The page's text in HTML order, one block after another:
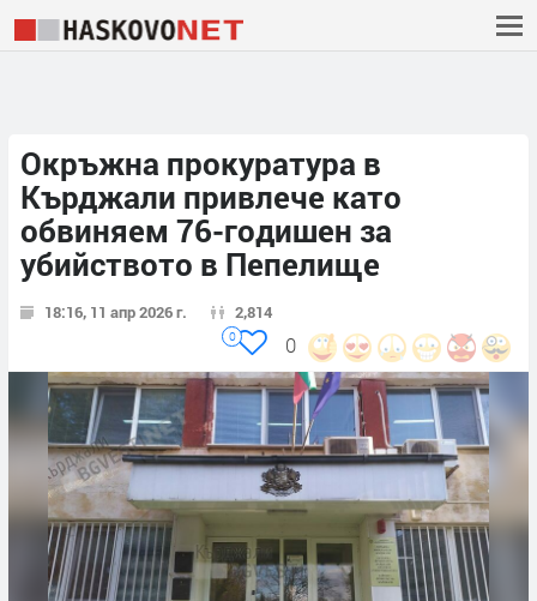
Окръжна прокуратура в
Кърджали привлече като
обвиняем 76-годишен за
убийството в Пепелище
18:16, 11 апр 2026 г. 2,814
0
0